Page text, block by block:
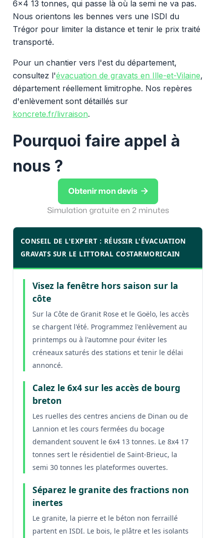
6x4 13 tonnes, qui passe là où la semi ne va pas.
Nous orientons les bennes vers une ISDI du
Trégor pour limiter la distance et tenir le prix traité
transporté.
Pour un chantier vers l'est du département,
consultez l'évacuation de gravats en Ille-et-Vilaine,
département réellement limitrophe. Nos repères
d'enlèvement sont détaillés sur
koncrete.fr/livraison.
Pourquoi faire appel à
nous ?
Obtenir mon devis 
Simulation gratuite en 2 minutes
CONSEIL DE L'EXPERT : RÉUSSIR L'ÉVACUATION
GRAVATS SUR LE LITTORAL COSTARMORICAIN
Visez la fenêtre hors saison sur la
côte
Sur la Côte de Granit Rose et le Goëlo, les accès
se chargent l'été. Programmez l'enlèvement au
printemps ou à l'automne pour éviter les
créneaux saturés des stations et tenir le délai
annoncé.
Calez le 6x4 sur les accès de bourg
breton
Les ruelles des centres anciens de Dinan ou de
Lannion et les cours fermées du bocage
demandent souvent le 6x4 13 tonnes. Le 8x4 17
tonnes sert le résidentiel de Saint-Brieuc, la
semi 30 tonnes les plateformes ouvertes.
Séparez le granite des fractions non
inertes
Le granite, la pierre et le béton non ferraillé
partent en ISDI. Le bois, le plâtre et les isolants